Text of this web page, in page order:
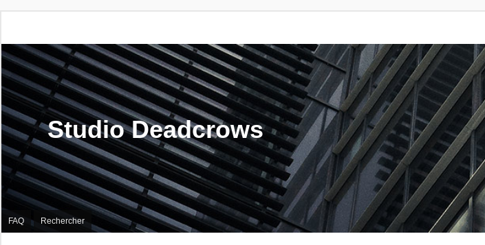
Studio Deadcrows
FAQ Rechercher